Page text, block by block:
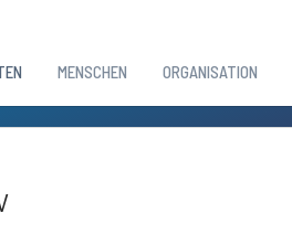
MENSCHEN ORGANISATION